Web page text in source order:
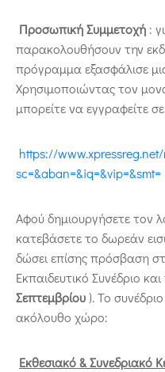
Προσωπική Συμμετοχή :
παρακολουθήσουν την
πρόγραμμα εξασφάλισε
Χρησιμοποιώντας τον
μπορείτε να εγγραφείτε
https://
sc=&aban=&iq=&vip=&smt=
Αφού δημιουργήσετε τον
κατεβάσετε το δωρεάν
δώσει επίσης πρόσβαση
Εκπαιδευτικό Συνέδριο και
Σεπτεμβρίου). Το
ακόλουθο χώρο:
Εκθεσιακό & Συνεδριακό